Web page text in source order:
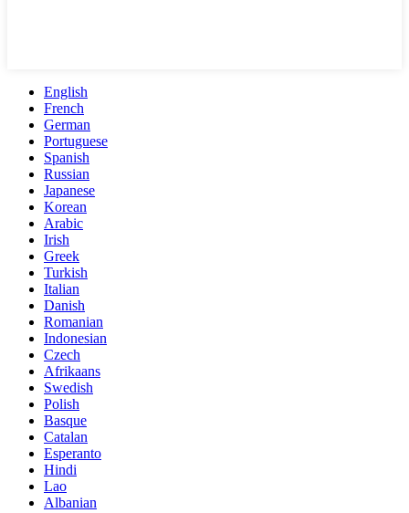
English
French
German
Portuguese
Spanish
Russian
Japanese
Korean
Arabic
Irish
Greek
Turkish
Italian
Danish
Romanian
Indonesian
Czech
Afrikaans
Swedish
Polish
Basque
Catalan
Esperanto
Hindi
Lao
Albanian